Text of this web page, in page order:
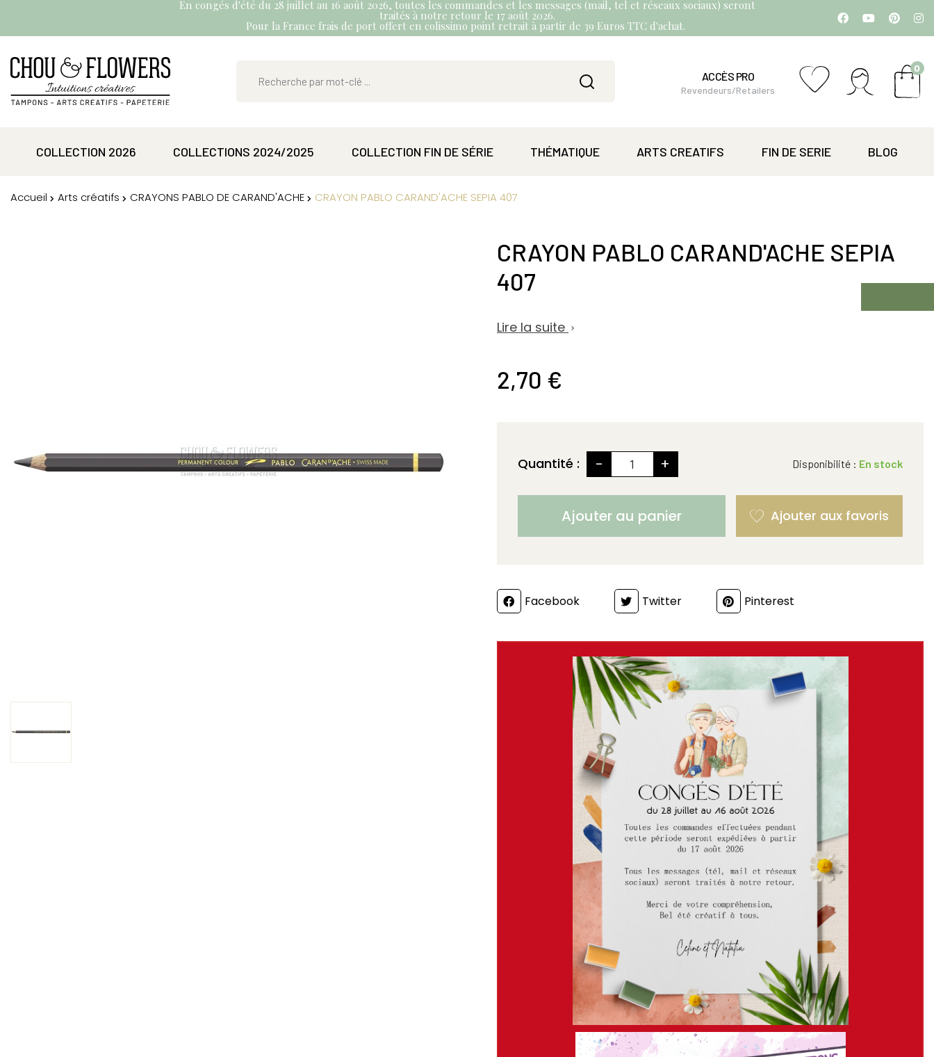
En congés d'été du 28 juillet au 16 août 2026, toutes les commandes et les messages (mail, tel et réseaux sociaux) seront
traités à notre retour le 17 août 2026.
Pour la France frais de port offert en colissimo point retrait à partir de 39 Euros TTC d'achat.
ACCÈS PRO
Revendeurs/Retailers
0
COLLECTION 2026 COLLECTIONS 2024/2025 COLLECTION FIN DE SÉRIE THÉMATIQUE ARTS CREATIFS FIN DE SERIE BLOG
Accueil Arts créatifs CRAYONS PABLO DE CARAND'ACHE CRAYON PABLO CARAND'ACHE SEPIA 407
CRAYON PABLO CARAND'ACHE SEPIA
407
Lire la suite 
2,70 €
Quantité : - + Disponibilité : En stock
Ajouter au panier
PartagerFacebook Twitter Pinterest